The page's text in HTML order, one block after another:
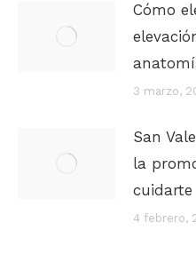
Cómo
3 marzo,
San
la
4 febrero,